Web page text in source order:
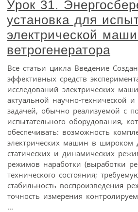
Урок 31.
установка для
электрической
ветрогенератора
Все статьи цикла Введение
эффективных средств
исследований электрических
актуальной научно-технической
задачей, обычно реализуемой с
испытательного оборудования,
обеспечивать: возможность
электрических машин в широком
статических и динамических
режимов наработки (выработки
технического состояния;
стабильность воспроизведения
точность измерения
...